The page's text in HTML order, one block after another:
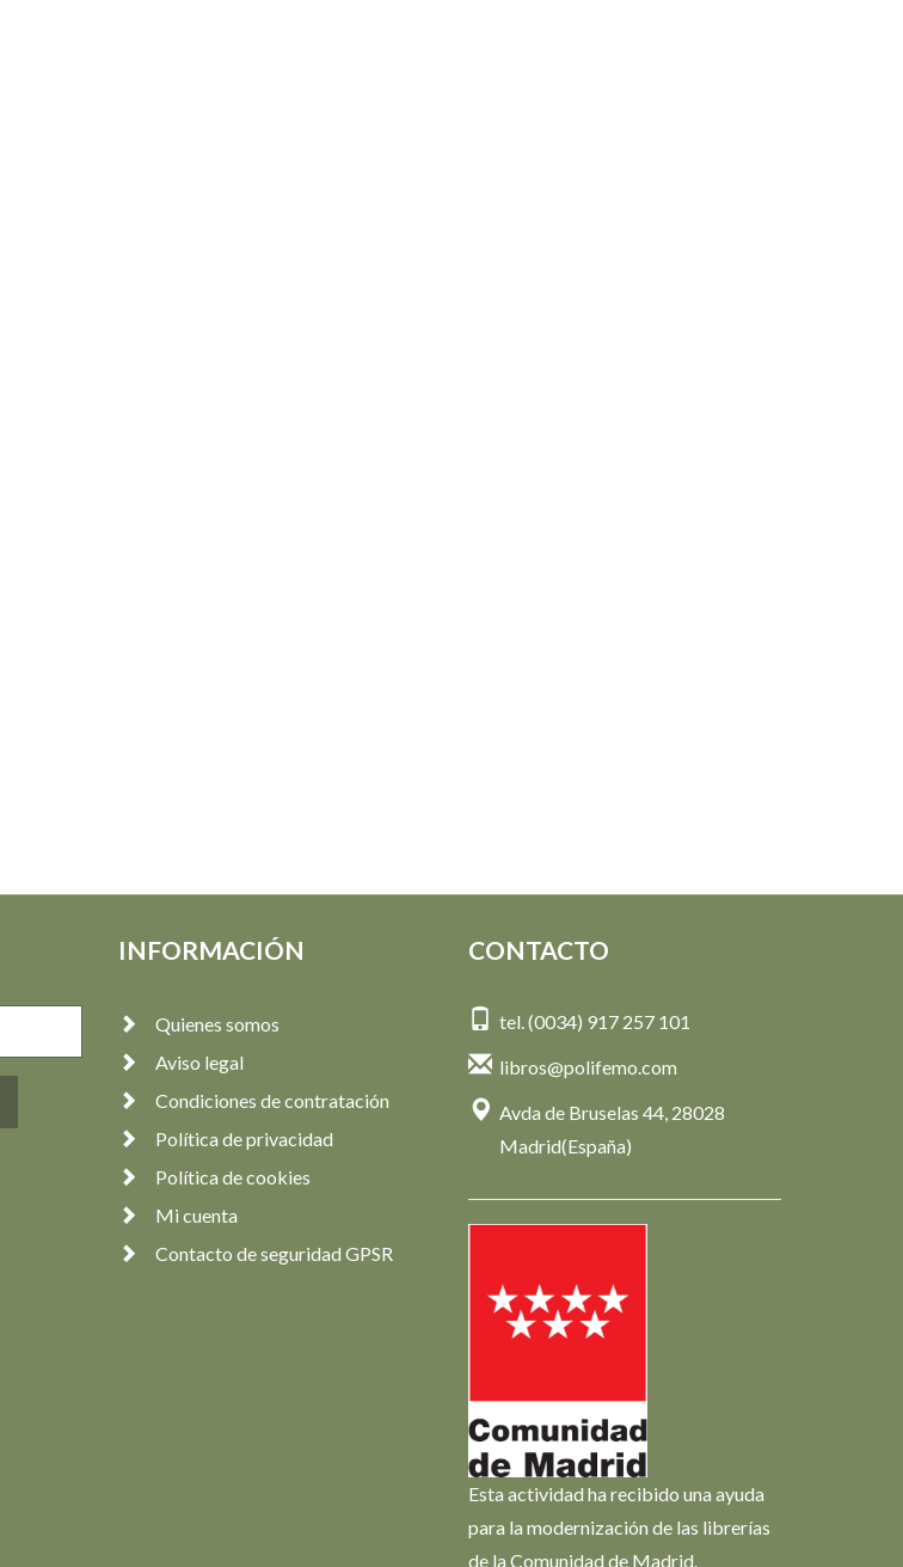
INFORMACIÓN
Quienes somos
Aviso legal
Condiciones de contratación
Política de privacidad
Política de cookies
Mi cuenta
Contacto de seguridad GPSR
CONTACTO
tel. (0034) 917 257 101
libros@polifemo.com
Avda de Bruselas 44, 28028
Madrid(España)
Esta actividad ha recibido una ayuda
para la modernización de las librerías
de la Comunidad de Madrid.